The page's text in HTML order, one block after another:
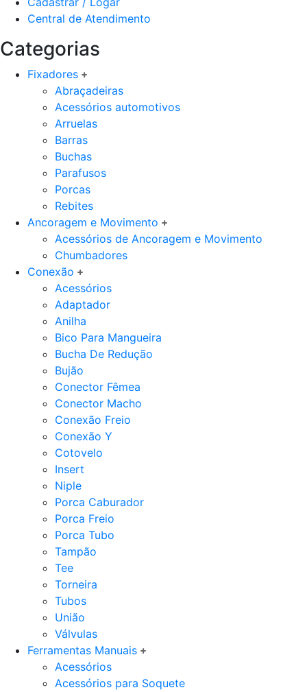
Central de Atendimento
Categorias
Fixadores
Abraçadeiras
Acessórios automotivos
Arruelas
Barras
Buchas
Parafusos
Porcas
Rebites
Ancoragem e Movimento
Acessórios de Ancoragem e Movimento
Chumbadores
Conexão
Acessórios
Adaptador
Anilha
Bico Para Mangueira
Bucha De Redução
Bujão
Conector Fêmea
Conector Macho
Conexão Freio
Conexão Y
Cotovelo
Insert
Niple
Porca Caburador
Porca Freio
Porca Tubo
Tampão
Tee
Torneira
Tubos
União
Válvulas
Ferramentas Manuais
Acessórios
Acessórios para Soquete